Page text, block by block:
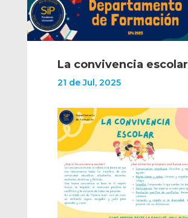
La convivencia escolar
21 de Jul, 2025